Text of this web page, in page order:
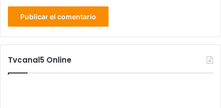
Tvcanal5 Online